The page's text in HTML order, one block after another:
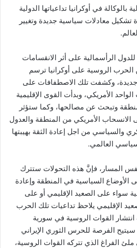
إلكترونيا
بالوكالة في أوكرانيا تداعياتها الدولية
تشكيل معادلات سياسية جديدة وتغيير
الرأسمالية على أثر الانقسامات
الروسية على أوكرانيا ترسم
وكشفت تلك الاصطفافات على
الأمريكي، وبدأت القوى الإقليمية
وتبحث عن مصالحها، وكما ستؤثر
الأمريكي من المنطقة والعدول
والسياسي من اجل إعادة الثقة بهيبتها
العالمي.
المسار، فإنَّ هذه التحولات ستترك
الأوضاع السياسية في المنطقة وإعادة
سواء على الصعيد الإقليمي أو على
الإقليمي يلاحظ تداعيات تلك الحرب
انتشار القوات الروسية في سورية
الفرصة للحرس الثوري الإيراني
ملئ الفراغ الذي تتركه القوات الروسية،